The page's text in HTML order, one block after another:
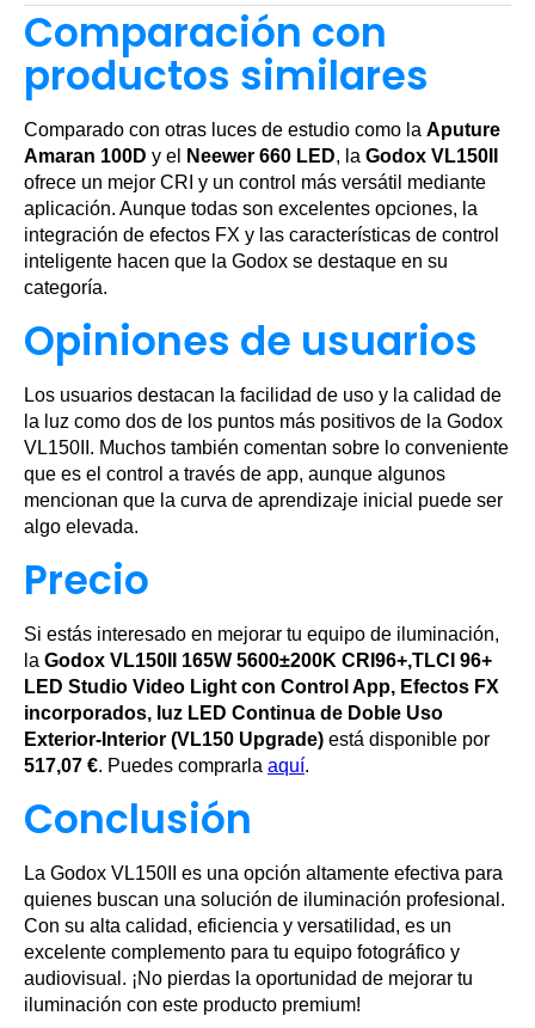
Comparación con
productos similares
Comparado con otras luces de estudio como la Aputure
Amaran 100D y el Neewer 660 LED, la Godox VL150II
ofrece un mejor CRI y un control más versátil mediante
aplicación. Aunque todas son excelentes opciones, la
integración de efectos FX y las características de control
inteligente hacen que la Godox se destaque en su
categoría.
Opiniones de usuarios
Los usuarios destacan la facilidad de uso y la calidad de
la luz como dos de los puntos más positivos de la Godox
VL150II. Muchos también comentan sobre lo conveniente
que es el control a través de app, aunque algunos
mencionan que la curva de aprendizaje inicial puede ser
algo elevada.
Precio
Si estás interesado en mejorar tu equipo de iluminación,
la Godox VL150II 165W 5600±200K CRI96+,TLCI 96+
LED Studio Video Light con Control App, Efectos FX
incorporados, luz LED Continua de Doble Uso
Exterior-Interior (VL150 Upgrade) está disponible por
517,07 €. Puedes comprarla aquí.
Conclusión
La Godox VL150II es una opción altamente efectiva para
quienes buscan una solución de iluminación profesional.
Con su alta calidad, eficiencia y versatilidad, es un
excelente complemento para tu equipo fotográfico y
audiovisual. ¡No pierdas la oportunidad de mejorar tu
iluminación con este producto premium!